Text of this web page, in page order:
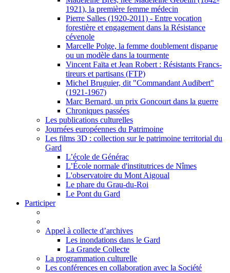
1921), la première femme médecin
Pierre Salles (1920-2011) - Entre vocation
forestière et engagement dans la Résistance
cévenole
Marcelle Polge, la femme doublement disparue
ou un modèle dans la tourmente
Vincent Faïta et Jean Robert : Résistants Francs-
tireurs et partisans (FTP)
Michel Bruguier, dit "Commandant Audibert"
(1921-1967)
Marc Bernard, un prix Goncourt dans la guerre
Chroniques passées
Les publications culturelles
Journées européennes du Patrimoine
Les films 3D : collection sur le patrimoine territorial du
Gard
L’école de Générac
L’École normale d'institutrices de Nîmes
L'observatoire du Mont Aigoual
Le phare du Grau-du-Roi
Le Pont du Gard
Participer
Appel à collecte d’archives
Les inondations dans le Gard
La Grande Collecte
La programmation culturelle
Les conférences en collaboration avec la Société